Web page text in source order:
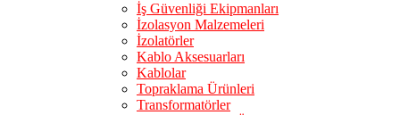
İş Güvenliği Ekipmanları
İzolasyon Malzemeleri
İzolatörler
Kablo Aksesuarları
Kablolar
Topraklama Ürünleri
Transformatörler